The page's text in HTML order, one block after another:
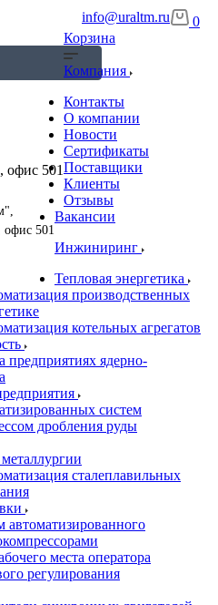
офис 501
info@uraltm.ru
501
0
Корзина
Компания
Контакты
О компании
Новости
Сертификаты
Поставщики
Клиенты
Отзывы
Вакансии
Инжиниринг
Тепловая энергетика
производственных
котельных агрегатов
предприятиях ядерно-
систем
дробления руды
сталеплавильных
автоматизированного
места оператора
регулирования